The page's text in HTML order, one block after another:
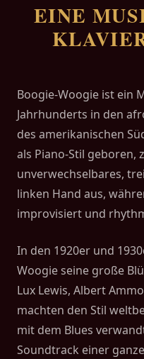
EINE
Boogie-Woogie ist ein
Jahrhunderts in den
des amerikanischen
als Piano-Stil geboren,
unverwechselbares,
linken Hand aus,
improvisiert und
In den 1920er und
Woogie seine große
Lux Lewis, Albert
machten den Stil
mit dem Blues
Soundtrack einer